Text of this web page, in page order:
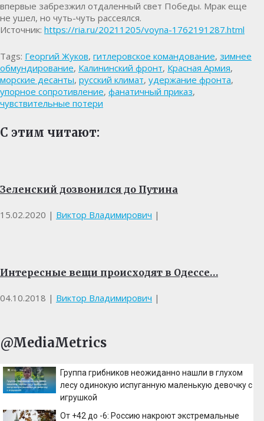
впервые забрезжил отдаленный свет Победы. Мрак еще
не ушел, но чуть-чуть рассеялся.
Источник: https://ria.ru/20211205/voyna-1762191287.html
Tags: Георгий Жуков, гитлеровское командование, зимнее
обмундирование, Калининский фронт, Красная Армия,
морские десанты, русский климат, удержание фронта,
упорное сопротивление, фанатичный приказ,
чувствительные потери
С этим читают:
Зеленский дозвонился до Путина
15.02.2020 | Виктор Владимирович |
Интересные вещи происходят в Одессе…
04.10.2018 | Виктор Владимирович |
@MediaMetrics
Группа грибников неожиданно нашли в глухом
лесу одинокую испуганную маленькую девочку с
игрушкой
От +42 до -6: Россию накроют экстремальные